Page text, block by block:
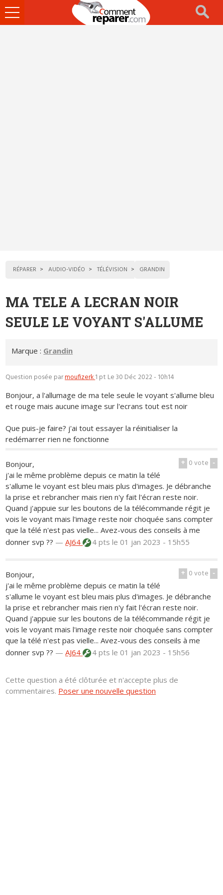
Ouvrir
le
RÉPARER AUDIO-VIDÉO TÉLÉVISION GRANDIN
MA TELE A LECRAN NOIR
SEULE LE VOYANT S'ALLUME
Marque : Grandin
Question posée parmoufizerk1 pt Le 30 Déc 2022 - 10h14
Bonjour, a l'allumage de ma tele seule le voyant s'allume bleu
et rouge mais aucune image sur l'ecrans tout est noir
Que puis-je faire? j'ai tout essayer la réinitialiser la
redémarrer rien ne fonctionne
+ 0vote -
Bonjour,
j'ai le même problème depuis ce matin la télé
s'allume le voyant est bleu mais plus d'images. Je débranche
la prise et rebrancher mais rien n'y fait l'écran reste noir.
Quand j'appuie sur les boutons de la télécommande régit je
vois le voyant mais l'image reste noir choquée sans compter
que la télé n'est pas vielle... Avez-vous des conseils à me
donner svp ?? —AJ64 4 ptsle 01 jan 2023 - 15h55
+ 0vote -
Bonjour,
j'ai le même problème depuis ce matin la télé
s'allume le voyant est bleu mais plus d'images. Je débranche
la prise et rebrancher mais rien n'y fait l'écran reste noir.
Quand j'appuie sur les boutons de la télécommande régit je
vois le voyant mais l'image reste noir choquée sans compter
que la télé n'est pas vielle... Avez-vous des conseils à me
donner svp ?? —AJ64 4 ptsle 01 jan 2023 - 15h56
Cette question a été clôturée et n'accepte plus de
commentaires. Poser une nouvelle question